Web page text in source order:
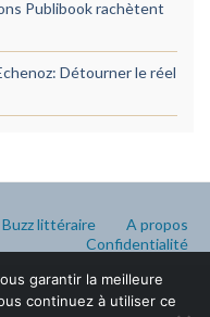
Publibook rachètent
Détourner le réel
littéraire
A propos
Confidentialité
garantir la meilleure
continuez à utiliser ce